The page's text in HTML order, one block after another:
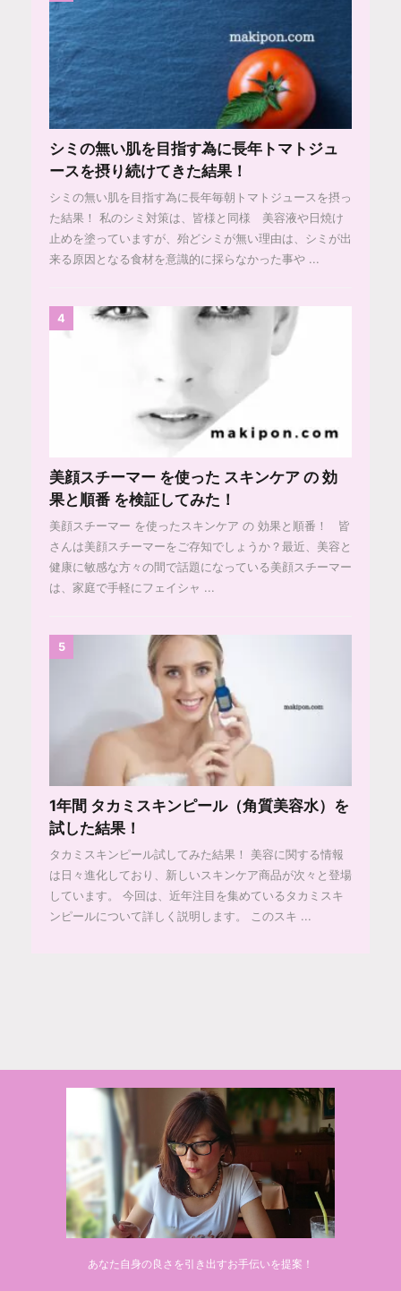
シミの無い肌を目指す為に長年トマトジュ
ースを摂り続けてきた結果！
シミの無い肌を目指す為に長年毎朝トマトジュースを摂っ
た結果！ 私のシミ対策は、皆様と同様 美容液や日焼け
止めを塗っていますが、殆どシミが無い理由は、シミが出
来る原因となる食材を意識的に採らなかった事や ...
4
美顔スチーマー を使った スキンケア の 効
果と順番 を検証してみた！
美顔スチーマー を使ったスキンケア の 効果と順番！ 皆
さんは美顔スチーマーをご存知でしょうか？最近、美容と
健康に敏感な方々の間で話題になっている美顔スチーマー
は、家庭で手軽にフェイシャ ...
5
1年間 タカミスキンピール（角質美容水）を
試した結果！
タカミスキンピール試してみた結果！ 美容に関する情報
は日々進化しており、新しいスキンケア商品が次々と登場
しています。 今回は、近年注目を集めているタカミスキ
ンピールについて詳しく説明します。 このスキ ...
あなた自身の良さを引き出すお手伝いを提案！
AFFINGER5